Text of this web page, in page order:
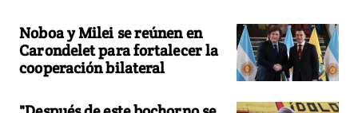
Noboa y Milei se reúnen en
Carondelet para fortalecer la
cooperación bilateral